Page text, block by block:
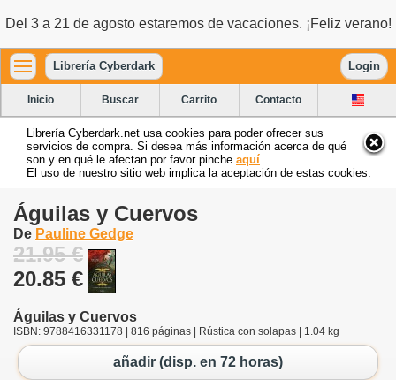
Del 3 a 21 de agosto estaremos de vacaciones. ¡Feliz verano!
Librería Cyberdark Login
Inicio Buscar Carrito Contacto
Librería Cyberdark.net usa cookies para poder ofrecer sus
servicios de compra. Si desea más información acerca de qué
son y en qué le afectan por favor pinche aquí
El uso de nuestro sitio web implica la aceptación de estas cookies.
Águilas y Cuervos
De Pauline Gedge
21.95 €
20.85 €
Águilas y Cuervos
ISBN: 9788416331178 | 816 páginas | Rústica con solapas | 1.04 kg
añadir (disp. en 72 horas)